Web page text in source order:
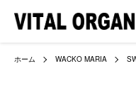
ホーム WACKO MARIA